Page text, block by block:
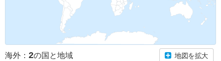
海外： 2の国と地域 地図を拡大